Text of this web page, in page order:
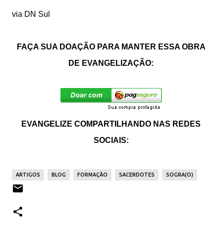
via DN Sul
FAÇA SUA DOAÇÃO PARA MANTER ESSA OBRA
DE EVANGELIZAÇÃO:
EVANGELIZE COMPARTILHANDO NAS REDES
SOCIAIS:
ARTIGOS BLOG FORMAÇÃO SACERDOTES SOGRA(O)